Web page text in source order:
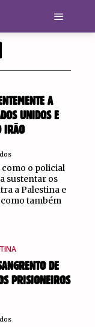
A
UNIDOS E
IRÃO
o policial
sustentar os
a Palestina e
como também
DE
PRISIONEIROS